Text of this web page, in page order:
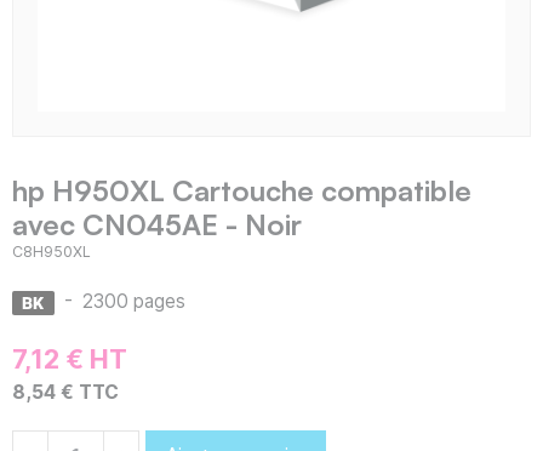
hp H950XL Cartouche compatible
avec CN045AE - Noir
C8H950XL
- 2300 pages
7,12 € HT
8,54 € TTC